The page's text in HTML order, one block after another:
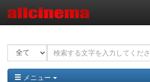
メニュー